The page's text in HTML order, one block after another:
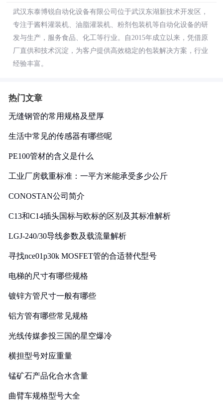
武汉东泰博锐自动化设备有限公司位于武汉东湖新技术开发区，
专注于酱料灌装机、油脂灌装机、粉剂包装机等自动化设备的研
发与生产，服务食品、化工等行业。自2015年成立以来，凭借原
厂直供和技术沉淀，为客户提供高效稳定的包装解决方案，行业
经验丰富。
热门文章
无缝钢管的常用规格及壁厚
生活中常见的传感器有哪些呢
PE100管材的含义是什么
工业厂房载重标准：一平方米能承受多少公斤
CONOSTAN公司简介
C13和C14插头国标与欧标的区别及其标准解析
LGJ-240/30导线参数及载流量解析
寻找nce01p30k MOSFET管的合适替代型号
电梯的尺寸有哪些规格
镀锌方管尺寸一般有哪些
铝方管有哪些常见规格
光线传媒参投三国的星空爆冷
横担型号对应重量
锰矿石产品化合水含量
曲臂车规格型号大全